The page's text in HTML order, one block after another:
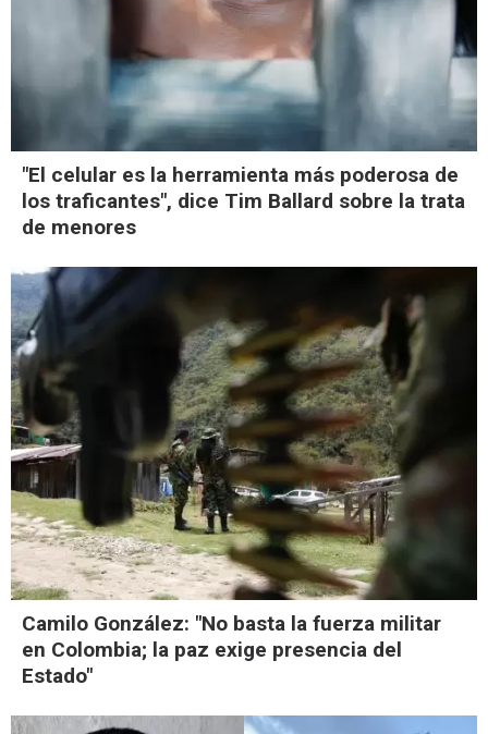
"El celular es la herramienta más poderosa de
los traficantes", dice Tim Ballard sobre la trata
de menores
Camilo González: "No basta la fuerza militar
en Colombia; la paz exige presencia del
Estado"